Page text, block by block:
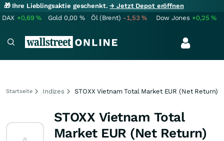
🎁 Ihre Lieblingsaktie geschenkt.→ Jetzt Depot eröffnen
DAX +0,69% Gold 0,00 % Öl (Brent) -1,53% Dow Jones +0,25%
Startseite Indizes STOXX Vietnam Total Market EUR (Net Return)
STOXX Vietnam Total
Market EUR (Net Return)